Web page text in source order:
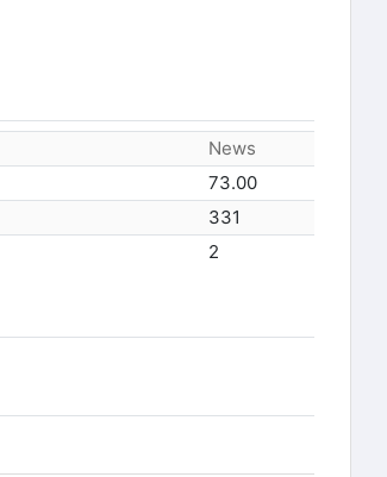
News
73.00
331
2